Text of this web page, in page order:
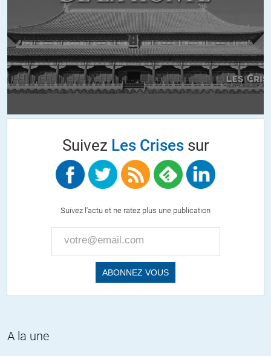
atomix//19.01.2015 à 13h57
Vous auriez dû écouter « toto caca ». Il explique que Dieu
n’existe pas.
Dès lors, toute action même bonne, devient pervertit si elle fait
en son nom.
soeur Emmanuelle pardonne : elle sera la premiére vierge à
s’offrir aux terroristes » j’aurais souri
Suivez Les Crisessur
Suivez l'actu et ne ratez plus une publication
A la une